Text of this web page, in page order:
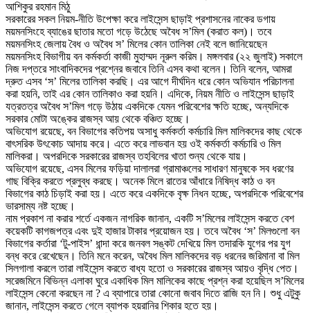
আশিকুর রহমান মিঠু
সরকারের সকল নিয়ম-নীতি উপেক্ষা করে লাইসেন্স ছাড়াই প্রশাসনের নাকের ডগায়
ময়মনসিংহে ব্যাঙের ছাতার মতো গড়ে উঠেছে অবৈধ স’মিল (করাত কল)। তবে
ময়মনসিংহ জেলায় বৈধ ও অবৈধ স’ মিলের কোন তালিকা নেই বলে জানিয়েছেন
ময়মনসিংহ বিভাগীয় বন কর্মকর্তা কাজী মুহাম্মদ নূরুল করিম। মঙ্গলবার (২২ জুলাই) সকালে
নিজ দপ্তরে সাংবাদিকদের প্রশ্নের জবাবে তিনি এসব কথা বলেন। তিনি বলেন, আমরা
দ্রুত এসব ‘স’ মিলের তালিকা করছি। এর আগে দীর্ঘদিন ধরে কোন অভিযান পরিচালনা
করা হয়নি, তাই এর কোন তালিকাও করা হয়নি। এদিকে, নিয়ম নীতি ও লাইসেন্স ছাড়াই
যত্রতত্র অবৈধ স’মিল গড়ে উঠায় একদিকে যেমন পরিবেশের ক্ষতি হচ্ছে, অন্যদিকে
সরকার মোটা অঙ্কের রাজস্ব আয় থেকে বঞ্চিত হচ্ছে।
অভিযোগ রয়েছে, বন বিভাগের কতিপয় অসাধু কর্মকর্তা কর্মচারি মিল মালিকদের কাছ থেকে
বাৎসরিক উৎকোচ আদায় করে। এতে করে লাভবান হয় ওই কর্মকর্তা কর্মচারি ও মিল
মালিকরা। অপরদিকে সরকারের রাজস্ব তহবিলের খাতা শুন্য থেকে যায়।
অভিযোগ রয়েছে, এসব মিলের ফড়িয়া দালালরা গ্রামাঞ্চলের সাধারণ মানুষকে সব ধরণের
গাছ বিক্রি করতে প্রলুব্ধ করছে। অনেক মিলে রাতের আঁধারে নিষিদ্ধ কাঠ ও বন
বিভাগের কাঠ চিড়াই করা হয়। এতে করে একদিকে বৃক্ষ নিধন হচ্ছে, অপরদিকে পরিবেশের
ভারসাম্য নষ্ট হচ্ছে।
নাম প্রকাশ না করার শর্তে একজন নাগরিক জানান, একটি স’মিলের লাইসেন্স করতে বেশ
কয়েকটি কাগজপত্র এবং দুই হাজার টাকার প্রয়োজন হয়। তবে অবৈধ ‘স’ মিলগুলো বন
বিভাগের কর্তারা ‘টু-পাইস’ ধান্দা করে জনবল সঙ্কট দেখিয়ে মিল তদারকি যুগের পর যুগ
বন্ধ করে রেখেছেন। তিনি মনে করেন, অবৈধ মিল মালিকদের বড় ধরনের জরিমানা বা মিল
সিলগালা করলে তারা লাইসেন্স করতে বাধ্য হতো ও সরকারের রাজস্ব আয়ও বৃদ্ধি পেত।
সরেজমিনে বিভিন্ন এলাকা ঘুরে একাধিক মিল মালিকের কাছে প্রশ্ন করা হয়েছিল স’মিলের
লাইসেন্স কেনো করছেন না ? এ ব্যাপারে তারা কোনো জবাব দিতে রাজি হন নি। শুধু এটুকু
জানান, লাইসেন্স করতে গেলে ব্যাপক হয়রানির শিকার হতে হয়।